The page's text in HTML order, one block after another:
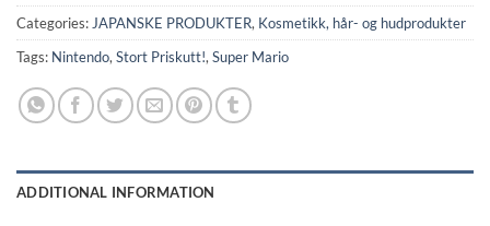
Categories: JAPANSKE PRODUKTER, Kosmetikk, hår- og hudprodukter
Tags: Nintendo, Stort Priskutt!, Super Mario
ADDITIONAL INFORMATION